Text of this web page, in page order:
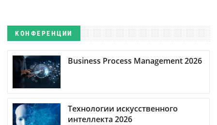
КОНФЕРЕНЦИИ
Business Process Management 2026
Технологии искусственного
интеллекта 2026